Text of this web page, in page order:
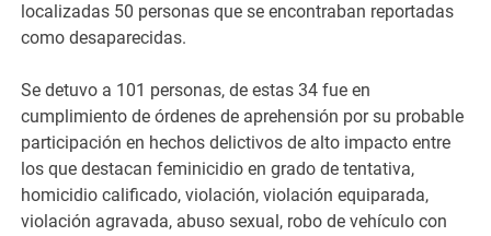
localizadas 50 personas que se encontraban reportadas
como desaparecidas.
Se detuvo a 101 personas, de estas 34 fue en
cumplimiento de órdenes de aprehensión por su probable
participación en hechos delictivos de alto impacto entre
los que destacan feminicidio en grado de tentativa,
homicidio calificado, violación, violación equiparada,
violación agravada, abuso sexual, robo de vehículo con